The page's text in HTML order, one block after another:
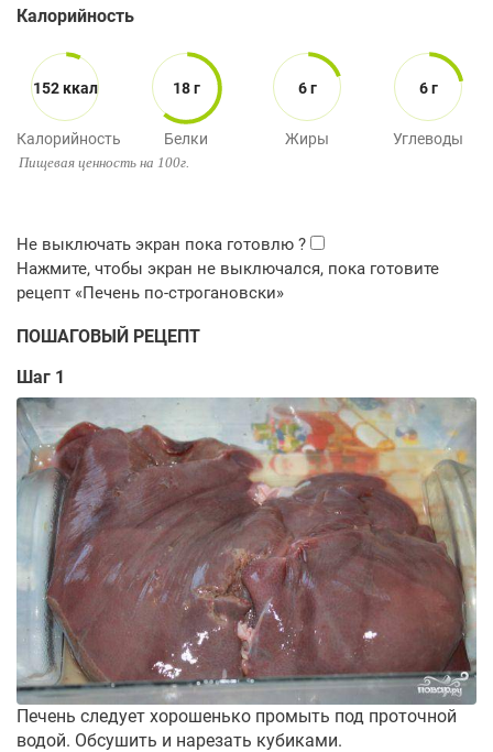
Калорийность
152 ккал
Калорийность
18 г
Белки
6 г
Жиры
6 г
Углеводы
Пищевая ценность на 100г.
ПОШАГОВЫЙ РЕЦЕПТ
Шаг 1
Печень следует хорошенько промыть под проточной
водой. Обсушить и нарезать кубиками.